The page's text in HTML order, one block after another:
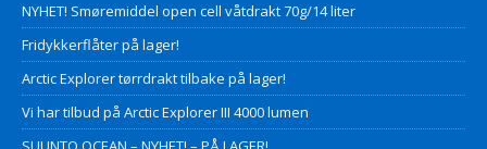
NYHET! Smøremiddel open cell våtdrakt 70g/14 liter
Fridykkerflåter på lager!
Arctic Explorer tørrdrakt tilbake på lager!
Vi har tilbud på Arctic Explorer III 4000 lumen